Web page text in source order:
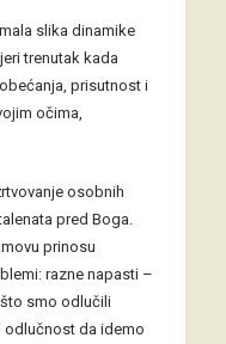
slika dinamike
trenutak kada
prisutnost i
očima,
osobnih
pred Boga.
prinosu
razne napasti –
smo odlučili
odlučnost da idemo